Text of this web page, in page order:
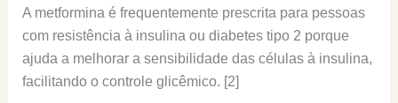
A metformina é frequentemente prescrita para pessoas
com resistência à insulina ou diabetes tipo 2 porque
ajuda a melhorar a sensibilidade das células à insulina,
facilitando o controle glicêmico. [2]